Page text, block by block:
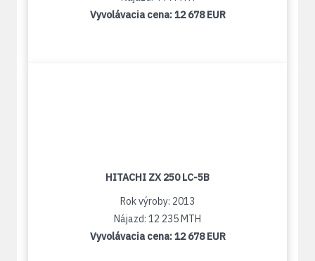
Vyvolávacia cena:12 678 EUR
HITACHI ZX 250 LC-5B
Rok výroby: 2013
Nájazd: 12 235 MTH
Vyvolávacia cena:12 678 EUR